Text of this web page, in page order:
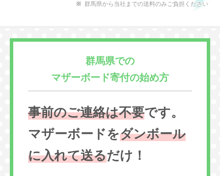
群馬県から当社までの送料のみご負担ください
群馬県での
マザーボード寄付の始め方
事前のご連絡は不要です。
マザーボードをダンボール
に入れて送るだけ！